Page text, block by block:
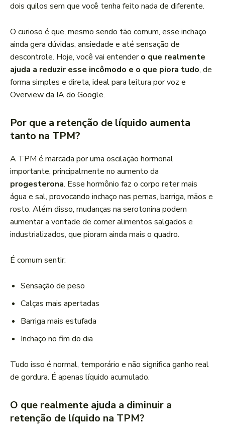
dois quilos sem que você tenha feito nada de diferente.
O curioso é que, mesmo sendo tão comum, esse inchaço
ainda gera dúvidas, ansiedade e até sensação de
descontrole. Hoje, você vai entendero que realmente
ajuda a reduzir esse incômodo e o que piora tudo, de
forma simples e direta, ideal para leitura por voz e
Overview da IA do Google.
Por que a retenção de líquido aumenta
tanto na TPM?
A TPM é marcada por uma oscilação hormonal
importante, principalmente no aumento da
progesterona. Esse hormônio faz o corpo reter mais
água e sal, provocando inchaço nas pernas, barriga, mãos e
rosto. Além disso, mudanças na serotonina podem
aumentar a vontade de comer alimentos salgados e
industrializados, que pioram ainda mais o quadro.
É comum sentir:
Sensação de peso
Calças mais apertadas
Barriga mais estufada
Inchaço no fim do dia
Tudo isso é normal, temporário e não significa ganho real
de gordura. É apenas líquido acumulado.
O que realmente ajuda a diminuir a
retenção de líquido na TPM?